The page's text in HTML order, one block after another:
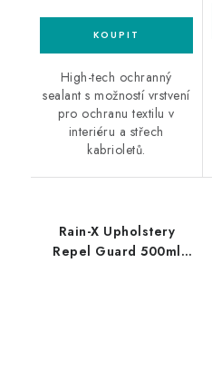
High-tech ochranný
sealant s možností vrstvení
pro ochranu textilu v
interiéru a střech
kabrioletů.
Rain-X Upholstery
Repel Guard 500ml